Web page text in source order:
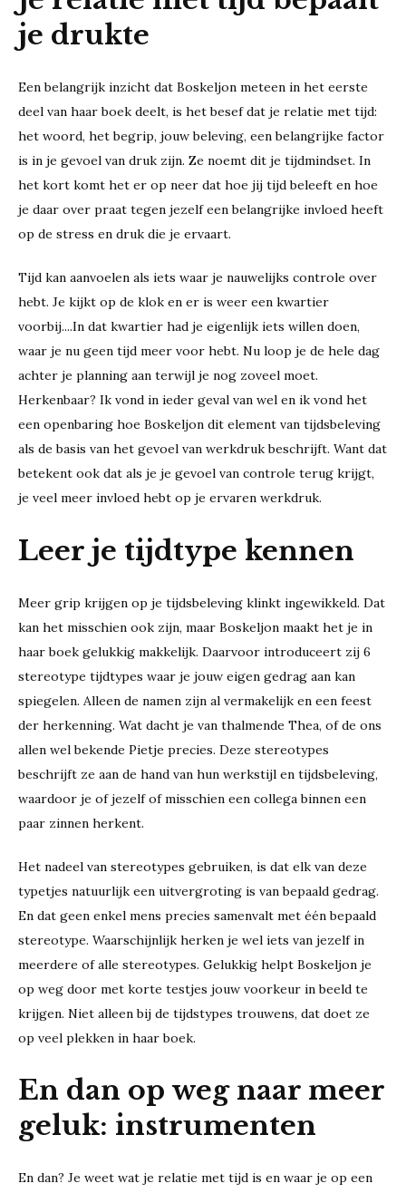
je drukte
Een belangrijk inzicht dat Boskeljon meteen in het eerste
deel van haar boek deelt, is het besef dat je relatie met tijd:
het woord, het begrip, jouw beleving, een belangrijke factor
is in je gevoel van druk zijn. Ze noemt dit je tijdmindset. In
het kort komt het er op neer dat hoe jij tijd beleeft en hoe
je daar over praat tegen jezelf een belangrijke invloed heeft
op de stress en druk die je ervaart.
Tijd kan aanvoelen als iets waar je nauwelijks controle over
hebt. Je kijkt op de klok en er is weer een kwartier
voorbij....In dat kwartier had je eigenlijk iets willen doen,
waar je nu geen tijd meer voor hebt. Nu loop je de hele dag
achter je planning aan terwijl je nog zoveel moet.
Herkenbaar? Ik vond in ieder geval van wel en ik vond het
een openbaring hoe Boskeljon dit element van tijdsbeleving
als de basis van het gevoel van werkdruk beschrijft. Want dat
betekent ook dat als je je gevoel van controle terug krijgt,
je veel meer invloed hebt op je ervaren werkdruk.
Leer je tijdtype kennen
Meer grip krijgen op je tijdsbeleving klinkt ingewikkeld. Dat
kan het misschien ook zijn, maar Boskeljon maakt het je in
haar boek gelukkig makkelijk. Daarvoor introduceert zij 6
stereotype tijdtypes waar je jouw eigen gedrag aan kan
spiegelen. Alleen de namen zijn al vermakelijk en een feest
der herkenning. Wat dacht je van thalmende Thea, of de ons
allen wel bekende Pietje precies. Deze stereotypes
beschrijft ze aan de hand van hun werkstijl en tijdsbeleving,
waardoor je of jezelf of misschien een collega binnen een
paar zinnen herkent.
Het nadeel van stereotypes gebruiken, is dat elk van deze
typetjes natuurlijk een uitvergroting is van bepaald gedrag.
En dat geen enkel mens precies samenvalt met één bepaald
stereotype. Waarschijnlijk herken je wel iets van jezelf in
meerdere of alle stereotypes. Gelukkig helpt Boskeljon je
op weg door met korte testjes jouw voorkeur in beeld te
krijgen. Niet alleen bij de tijdstypes trouwens, dat doet ze
op veel plekken in haar boek.
En dan op weg naar meer
geluk: instrumenten
En dan? Je weet wat je relatie met tijd is en waar je op een